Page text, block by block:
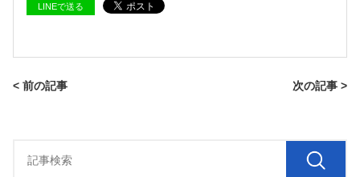
LINEで送る
< 前の記事 次の記事 >